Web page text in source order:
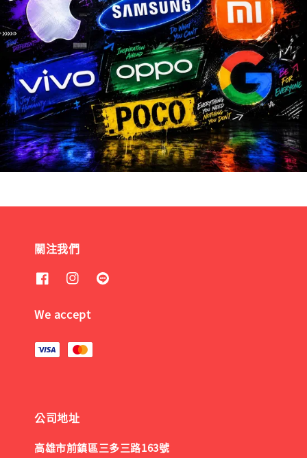
關注我們
We accept
公司地址
高雄市前鎮區三多三路163號